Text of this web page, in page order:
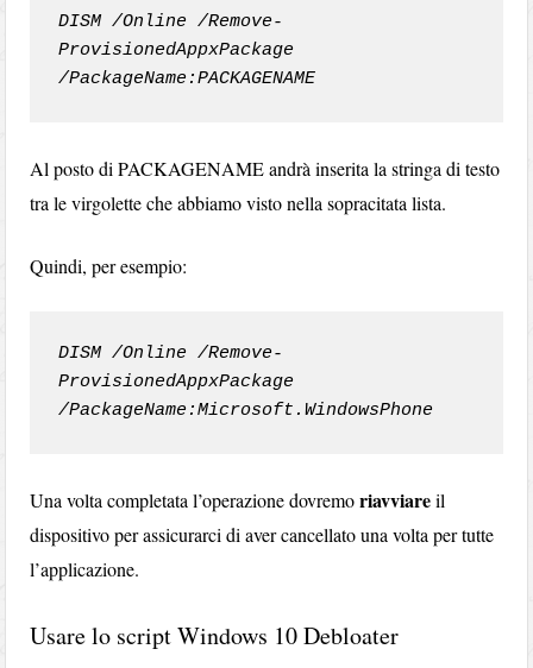
DISM /Online /Remove-
ProvisionedAppxPackage
/PackageName:PACKAGENAME
Al posto di PACKAGENAME andrà inserita la stringa di testo
tra le virgolette che abbiamo visto nella sopracitata lista.
Quindi, per esempio:
DISM /Online /Remove-
ProvisionedAppxPackage
/PackageName:Microsoft.WindowsPhone
Una volta completata l’operazione dovremoriavviareil
dispositivo per assicurarci di aver cancellato una volta per tutte
l’applicazione.
Usare lo script Windows 10 Debloater